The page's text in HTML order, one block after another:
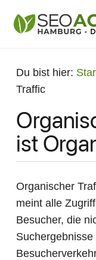
Du bist hier:
Traffic
ist
Organischer
meint alle
Besucher, die